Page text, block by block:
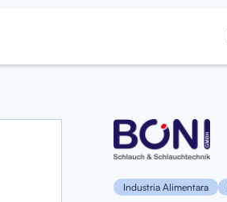
Industria Alimentara